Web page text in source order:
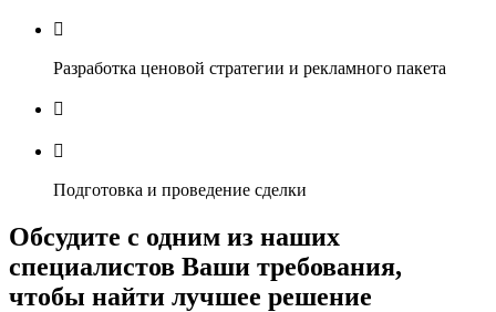

Разработка ценовой стратегии и рекламного пакета


Подготовка и проведение сделки
Обсудите с одним из наших
специалистов Ваши требования,
чтобы найти лучшее решение